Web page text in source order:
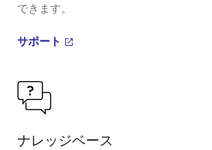
できます。
サポート
ナレッジベース